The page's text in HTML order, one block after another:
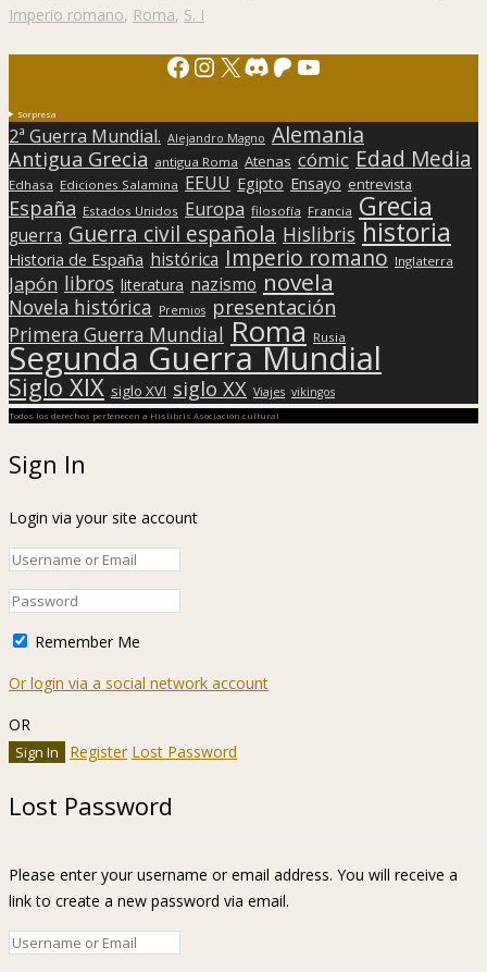
Imperio romano, Roma, S. I
Facebook
Instagram
X Discord
Patreon
YouTube
Sorpresa
2ª Guerra Mundial. Alejandro Magno Alemania
Antigua Grecia antigua Roma Atenas cómic Edad Media
Edhasa Ediciones Salamina EEUU Egipto Ensayo entrevista
España Estados Unidos Europa filosofía Francia Grecia
guerra Guerra civil española Hislibris historia
Historia de España histórica Imperio romano Inglaterra
Japón libros literatura nazismo novela
Novela histórica Premios presentación
Primera Guerra Mundial Roma Rusia
Segunda Guerra Mundial
Siglo XIX siglo XVI siglo XX Viajes vikingos
Todos los derechos pertenecen a Hislibris Asociación cultural
Sign In
Login via your site account
Remember Me
Or login via a social network account
OR
Register Lost Password
Lost Password
Please enter your username or email address. You will receive a
link to create a new password via email.